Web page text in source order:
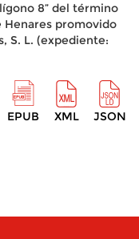
8” del término
Henares promovido
S. L. (expediente:
EPUB XML JSON